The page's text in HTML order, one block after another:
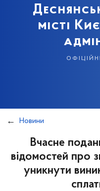
місті
Новини
Вчасне
відомостей про
уникнути